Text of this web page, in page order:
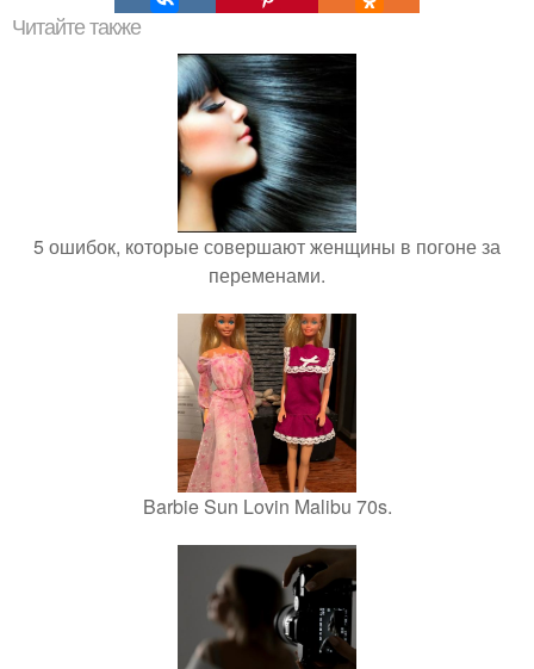
Читайте также
5 ошибок, которые совершают женщины в погоне за
переменами.
Barbie Sun Lovin Malibu 70s.